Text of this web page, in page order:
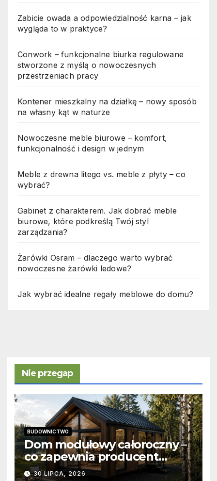
Zabicie owada a odpowiedzialność karna – jak
wygląda to w praktyce?
Conwork – funkcjonalne biurka regulowane
stworzone z myślą o nowoczesnych
przestrzeniach pracy
Kontener mieszkalny na działkę – nowy sposób
na własny kąt w naturze
Nowoczesne meble biurowe – komfort,
funkcjonalność i design w jednym
Meble z drewna litego vs. meble z płyty – co
wybrać?
Gabinet z charakterem. Jak dobrać meble
biurowe, które podkreślą Twój styl
zarządzania?
Żarówki Osram – dlaczego warto wybrać
nowoczesne żarówki ledowe?
Jak wybrać idealne regały meblowe do domu?
Nie przegap
BUDOWNICTWO
Dom modułowy całoroczny –
co zapewnia producent
domów modułowych?
30 LIPCA, 2026